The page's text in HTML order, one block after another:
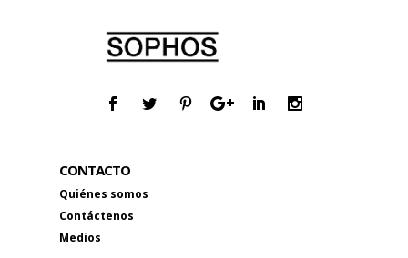
CONTACTO
Quiénes somos
Contáctenos
Medios